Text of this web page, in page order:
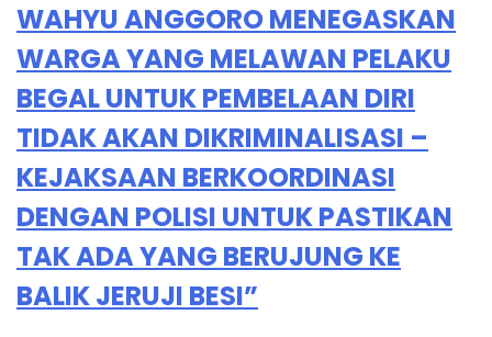
WAHYU ANGGORO MENEGASKAN
WARGA YANG MELAWAN PELAKU
BEGAL UNTUK PEMBELAAN DIRI
TIDAK AKAN DIKRIMINALISASI –
KEJAKSAAN BERKOORDINASI
DENGAN POLISI UNTUK PASTIKAN
TAK ADA YANG BERUJUNG KE
BALIK JERUJI BESI”